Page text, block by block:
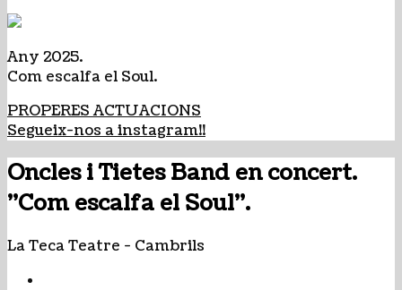
Any 2025.
Com escalfa el Soul.
PROPERES ACTUACIONS
Segueix-nos a instagram!!
Oncles i Tietes Band en concert.
"Com escalfa el Soul".
La Teca Teatre - Cambrils